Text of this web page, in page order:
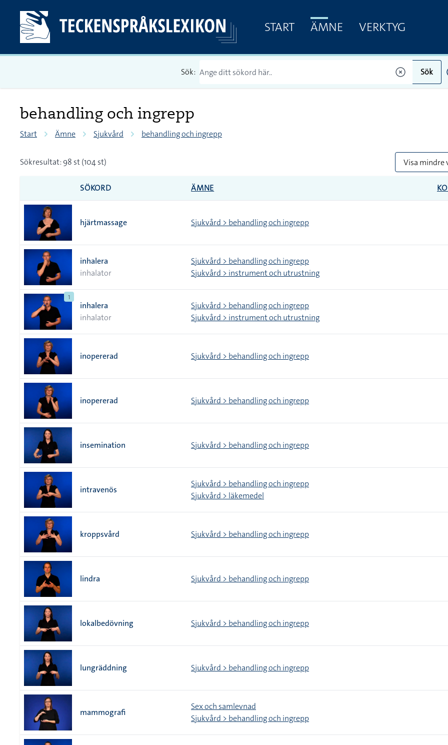
START ÄMNE VERKTYG
Sök: Sök
behandling och ingrepp
Start Ämne Sjukvård behandling och ingrepp
Sökresultat: 98 st (104 st) Visa mindre
SÖKORD ÄMNE
hjärtmassage Sjukvård > behandling och ingrepp
inhalera
inhalator
Sjukvård > behandling och ingrepp
Sjukvård > instrument och utrustning
1
inhalera
inhalator
Sjukvård > behandling och ingrepp
Sjukvård > instrument och utrustning
inopererad Sjukvård > behandling och ingrepp
inopererad Sjukvård > behandling och ingrepp
insemination Sjukvård > behandling och ingrepp
intravenös
Sjukvård > behandling och ingrepp
Sjukvård > läkemedel
kroppsvård Sjukvård > behandling och ingrepp
lindra Sjukvård > behandling och ingrepp
lokalbedövning Sjukvård > behandling och ingrepp
lungräddning Sjukvård > behandling och ingrepp
mammografi
Sex och samlevnad
Sjukvård > behandling och ingrepp